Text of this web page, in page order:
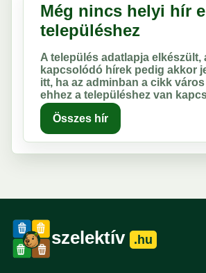
Még nincs helyi hír
településhez
A település adatlapja elkészült,
kapcsolódó hírek pedig akkor
itt, ha az adminban a cikk
ehhez a településhez van
Összes hír
szelektív .hu